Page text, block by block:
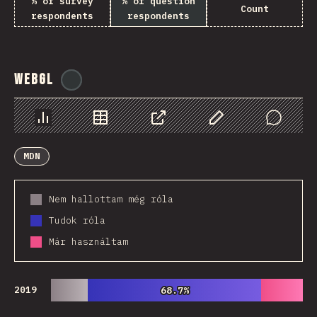
respondents
respondents
Count
WebGL
Diagramok Adatok MegosztásCustomize Data
Comments
MDN
Nem hallottam még róla
Tudok róla
Már használtam
2019 68.7%
68.7%